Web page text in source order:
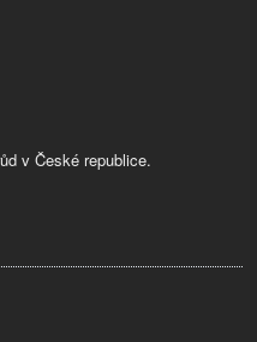
v České republice.